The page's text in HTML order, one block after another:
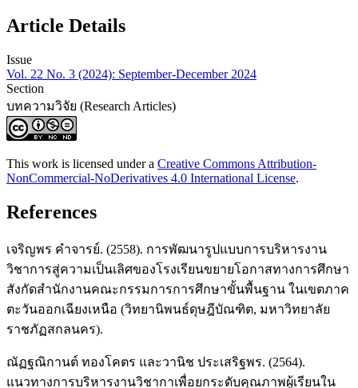
Article Details
Issue
Vol. 22 No. 3 (2024): September-December 2024
Section
บทความวิจัย (Research Articles)
This work is licensed under a Creative Commons Attribution-
NonCommercial-NoDerivatives 4.0 International License.
References
เจริญพร คำจารย์. (2558). การพัฒนารูปแบบการบริหารงาน
วิชาการสู่ความเป็นเลิศของโรงเรียนขยายโอกาสทางการศึกษา
สังกัดสำนักงานคณะกรรมการการศึกษาขั้นพื้นฐาน ในเขตภาค
ตะวันออกเฉียงเหนือ (วิทยานิพนธ์ดุษฎีบัณฑิต, มหาวิทยาลัย
ราชภัฏสกลนคร).
ณัฏฐณิกานต์ ทองโคตร และวานิช ประเสริฐพร. (2564).
แนวทางการบริหารงานวิชากาเพื่อยกระดับคุณภาพผู้เรียนใน